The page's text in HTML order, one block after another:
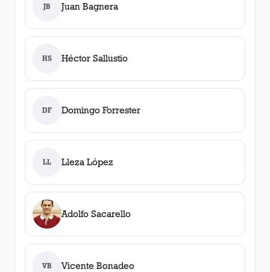
JB Juan Bagnera
HS Héctor Sallustio
DF Domingo Forrester
LL Lleza López
Adolfo Sacarello
VB Vicente Bonadeo